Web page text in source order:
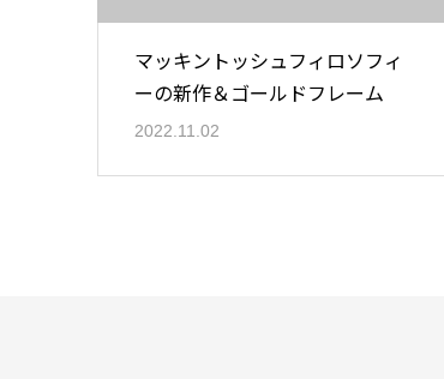
マッキントッシュフィロソフィ
ーの新作＆ゴールドフレーム
2022.11.02